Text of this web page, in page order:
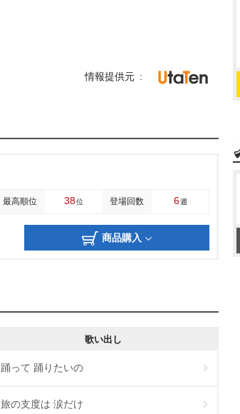
情報提供元
最高順位 38位 登場回数 6週
商品購入
歌い出し
踊って 踊りたいの
旅の支度は 涙だけ